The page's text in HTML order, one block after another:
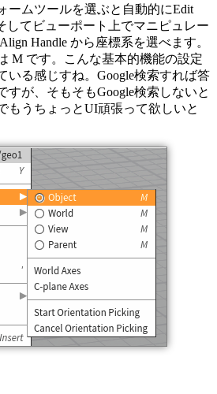
ームツールを選ぶと自動的にEdit
してビューポート上でマニピュレー
Handle から座標系を選べます。
M です。こんな基本的機能の設定
いる感じすね。Google検索すれば答
すが、そもそもGoogle検索しないと
もうちょっとUI頑張って欲しいと